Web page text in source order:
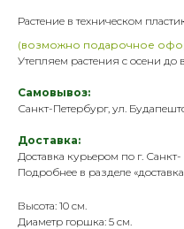
Растение в техническом
(возможно подарочное
Утепляем растения с осени до
Самовывоз:
Санкт-Петербург, ул.
Доставка:
Доставка курьером по г. Санкт-
Подробнее в разделе «доставка
Высота: 10 см.
Диаметр горшка: 5 см.